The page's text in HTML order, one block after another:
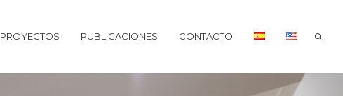
PROYECTOS PUBLICACIONES CONTACTO